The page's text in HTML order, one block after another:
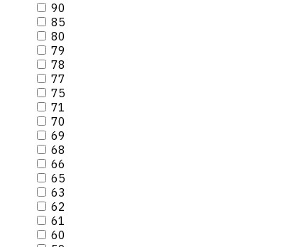
90
85
80
79
78
77
75
71
70
69
68
66
65
63
62
61
60